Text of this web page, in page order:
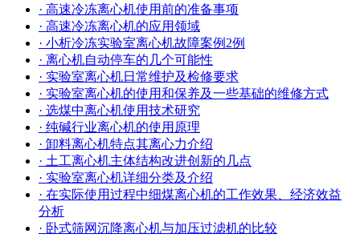
· 高速冷冻离心机使用前的准备事项
· 高速冷冻离心机的应用领域
· 小析冷冻实验室离心机故障案例2例
· 离心机自动停车的几个可能性
· 实验室离心机日常维护及检修要求
· 实验室离心机的使用和保养及一些基础的维修方式
· 选煤中离心机使用技术研究
· 纯碱行业离心机的使用原理
· 卸料离心机特点其离心力介绍
· 土工离心机主体结构改进创新的几点
· 实验室离心机详细分类及介绍
· 在实际使用过程中细煤离心机的工作效果、经济效益
分析
· 卧式筛网沉降离心机与加压过滤机的比较